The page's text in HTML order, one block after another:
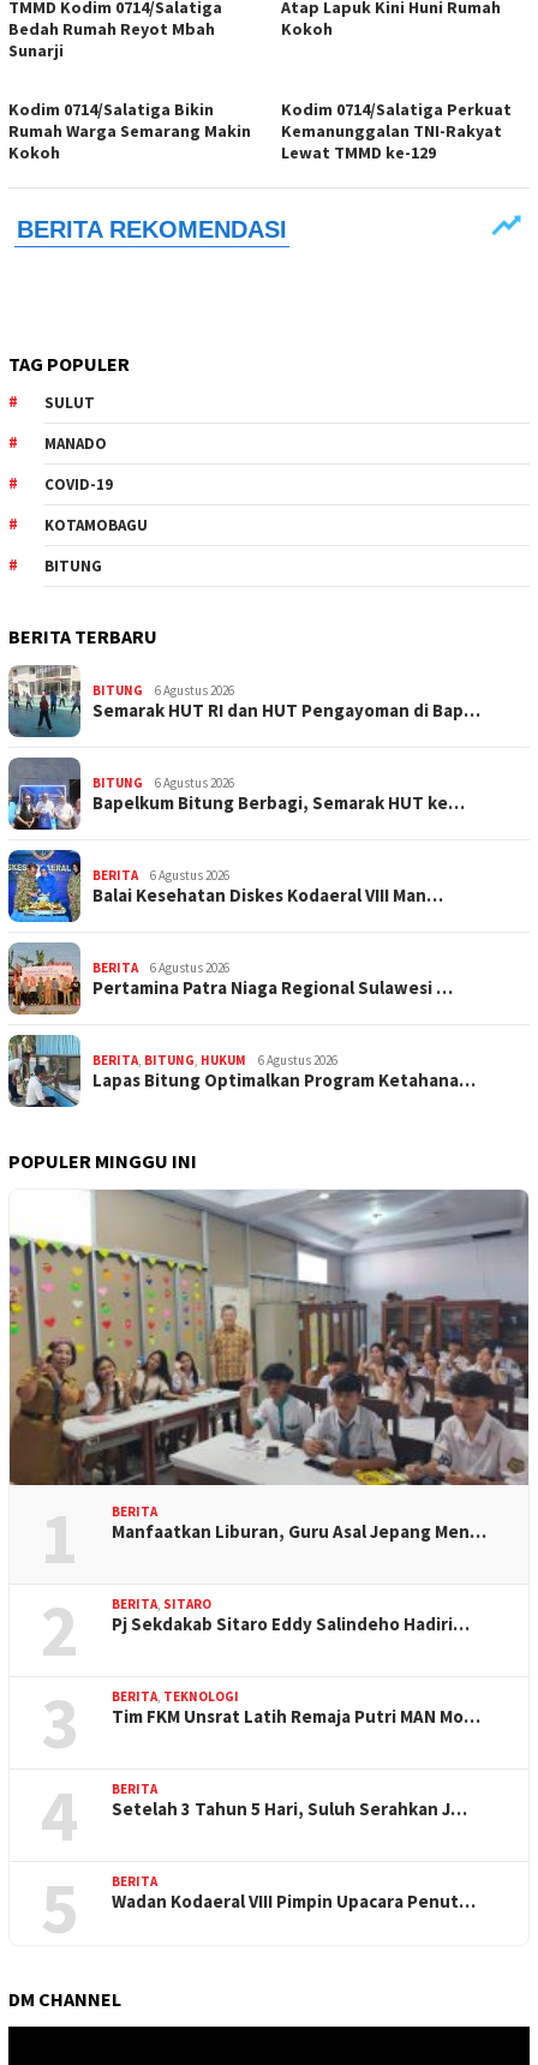
TMMD Kodim 0714/Salatiga
Bedah Rumah Reyot Mbah
Sunarji
Atap Lapuk Kini Huni Rumah
Kokoh
Kodim 0714/Salatiga Bikin
Rumah Warga Semarang Makin
Kokoh
Kodim 0714/Salatiga Perkuat
Kemanunggalan TNI-Rakyat
Lewat TMMD ke-129
TAG POPULER
SULUT
MANADO
COVID-19
KOTAMOBAGU
BITUNG
BERITA TERBARU
BITUNG 6 Agustus 2026
Semarak HUT RI dan HUT Pengayoman di Bap…
BITUNG 6 Agustus 2026
‎Bapelkum Bitung Berbagi, Semarak HUT ke…
BERITA 6 Agustus 2026
Balai Kesehatan Diskes Kodaeral VIII Man…
BERITA 6 Agustus 2026
Pertamina Patra Niaga Regional Sulawesi …
BERITA BITUNG HUKUM 6 Agustus 2026
Lapas Bitung Optimalkan Program Ketahana…
POPULER MINGGU INI
1 BERITA
Manfaatkan Liburan, Guru Asal Jepang Men…
2 BERITA SITARO
Pj Sekdakab Sitaro Eddy Salindeho Hadiri…
3 BERITA TEKNOLOGI
Tim FKM Unsrat Latih Remaja Putri MAN Mo…
4 BERITA
Setelah 3 Tahun 5 Hari, Suluh Serahkan J…
5 BERITA
Wadan Kodaeral VIII Pimpin Upacara Penut…
DM CHANNEL